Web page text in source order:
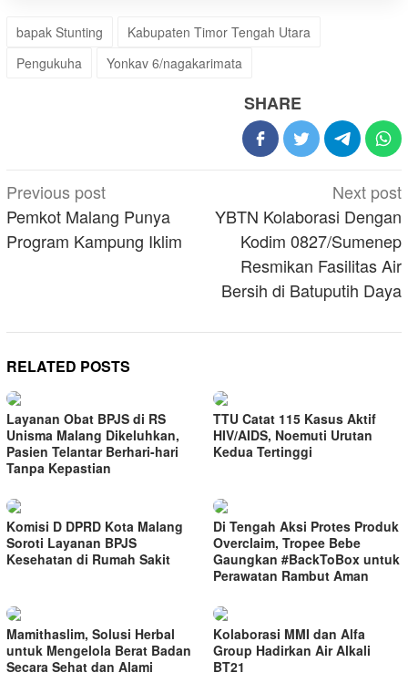
bapak Stunting
Kabupaten Timor Tengah Utara
Pengukuha
Yonkav 6/nagakarimata
SHARE
Post
navigation
Previous post
Pemkot Malang Punya
Program Kampung Iklim
Next post
YBTN Kolaborasi Dengan
Kodim 0827/Sumenep
Resmikan Fasilitas Air
Bersih di Batuputih Daya
RELATED POSTS
Layanan Obat BPJS di RS
Unisma Malang Dikeluhkan,
Pasien Telantar Berhari-hari
Tanpa Kepastian
TTU Catat 115 Kasus Aktif
HIV/AIDS, Noemuti Urutan
Kedua Tertinggi
Komisi D DPRD Kota Malang
Soroti Layanan BPJS
Kesehatan di Rumah Sakit
Di Tengah Aksi Protes Produk
Overclaim, Tropee Bebe
Gaungkan #BackToBox untuk
Perawatan Rambut Aman
Mamithaslim, Solusi Herbal
untuk Mengelola Berat Badan
Secara Sehat dan Alami
Kolaborasi MMI dan Alfa
Group Hadirkan Air Alkali
BT21